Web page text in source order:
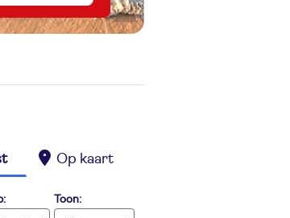
Op kaart
Toon: